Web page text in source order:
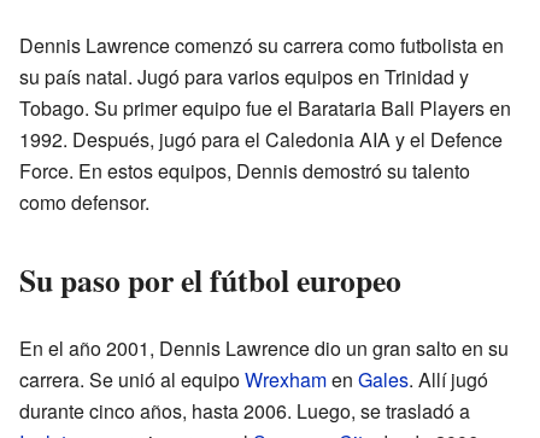
Dennis Lawrence comenzó su carrera como futbolista en
su país natal. Jugó para varios equipos en Trinidad y
Tobago. Su primer equipo fue el Barataria Ball Players en
1992. Después, jugó para el Caledonia AIA y el Defence
Force. En estos equipos, Dennis demostró su talento
como defensor.
Su paso por el fútbol europeo
En el año 2001, Dennis Lawrence dio un gran salto en su
carrera. Se unió al equipoWrexhamen Gales. Allí jugó
durante cinco años, hasta 2006. Luego, se trasladó a